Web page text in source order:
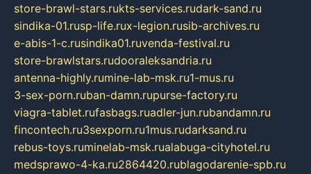
store-brawl-stars.rukts-services.rudark-sand.ru
sindika-01.rusp-life.rux-legion.rusib-archives.ru
e-abis-1-c.rusindika01.ruvenda-festival.ru
store-brawlstars.rudooraleksandria.ru
antenna-highly.rumine-lab-msk.ru1-mus.ru
3-sex-porn.ruban-damn.rupurse-factory.ru
viagra-tablet.rufasbags.ruadler-jun.rubandamn.ru
fincontech.ru3sexporn.ru1mus.rudarksand.ru
rebus-toys.ruminelab-msk.rualabuga-cityhotel.ru
medsprawo-4-ka.ru2864420.rublagodarenie-spb.ru